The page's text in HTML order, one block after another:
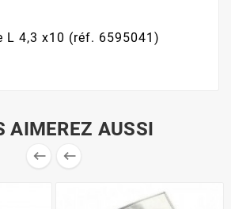
L 4,3 x10 (réf. 6595041)
AIMEREZ AUSSI
 